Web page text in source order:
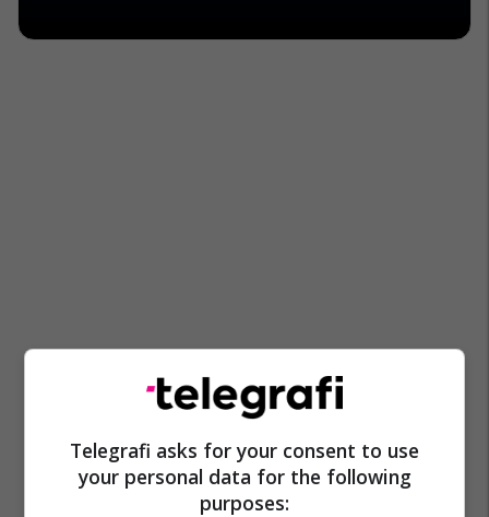
Telegrafi asks for your consent to use
your personal data for the following
purposes: